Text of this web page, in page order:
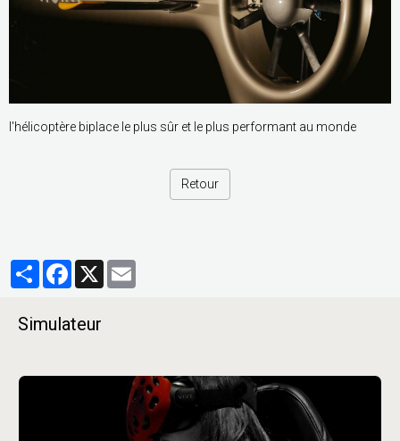
l'hélicoptère biplace le plus sûr et le plus performant au monde
Retour
PartagerFacebook
X
Simulateur